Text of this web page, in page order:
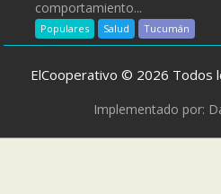
comportamiento...
Populares Salud Tucumán
ElCooperativo © 2026 Todos